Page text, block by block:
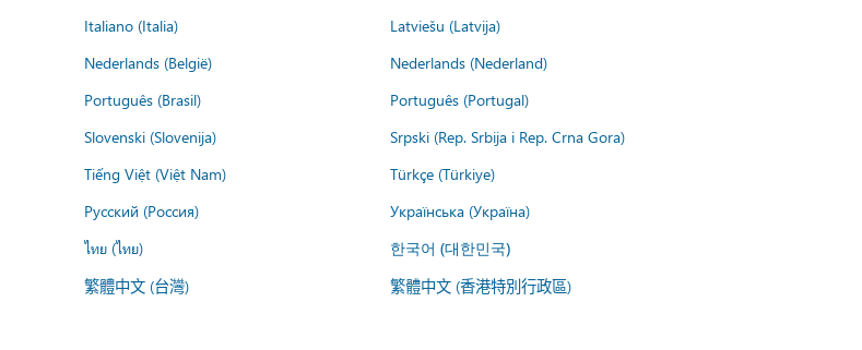
Italiano (Italia)
Latviešu (Latvija)
Nederlands (België)
Nederlands (Nederland)
Português (Brasil)
Português (Portugal)
Slovenski (Slovenija)
Srpski (Rep. Srbija i Rep. Crna Gora)
Tiếng Việt (Việt Nam)
Türkçe (Türkiye)
Русский (Россия)
Українська (Україна)
ไทย (ไทย) 한국어 (대한민국)
繁體中文 (台灣) 繁體中文 (香港特別行政區)